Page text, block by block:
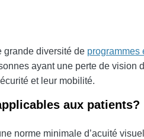
grande diversité de programmes
ayant une perte de
et leur mobilité.
aux patients?
norme minimale d’acuité